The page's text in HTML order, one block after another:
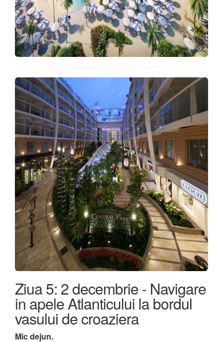
Ziua 5: 2 decembrie - Navigare
in apele Atlanticului la bordul
vasului de croaziera
Mic dejun.